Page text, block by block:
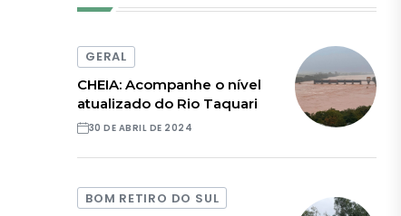
GERAL
CHEIA: Acompanhe o nível
atualizado do Rio Taquari
30 DE ABRIL DE 2024
BOM RETIRO DO SUL